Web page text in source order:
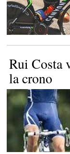
Rui Costa
la crono